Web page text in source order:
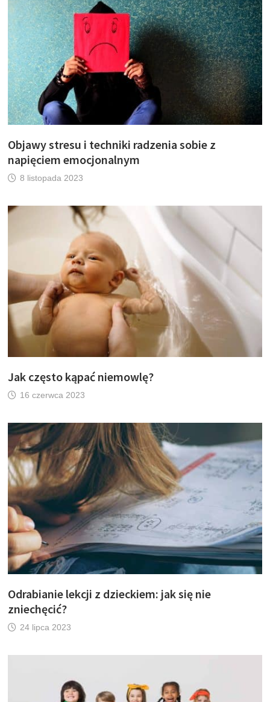
Objawy stresu i techniki radzenia sobie z
napięciem emocjonalnym
8 listopada 2023
Jak często kąpać niemowlę?
16 czerwca 2023
Odrabianie lekcji z dzieckiem: jak się nie
zniechęcić?
24 lipca 2023